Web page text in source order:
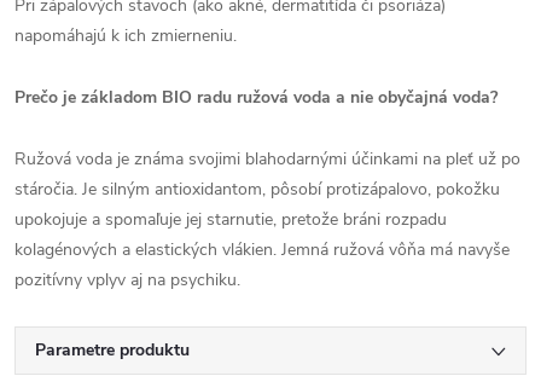
Pri zápalových stavoch (ako akné, dermatitída či psoriáza)
napomáhajú k ich zmierneniu.
Prečo je základom BIO radu ružová voda a nie obyčajná voda?
Ružová voda je známa svojimi blahodarnými účinkami na pleť už po
stáročia. Je silným antioxidantom, pôsobí protizápalovo, pokožku
upokojuje a spomaľuje jej starnutie, pretože bráni rozpadu
kolagénových a elastických vlákien. Jemná ružová vôňa má navyše
pozitívny vplyv aj na psychiku.
Parametre produktu